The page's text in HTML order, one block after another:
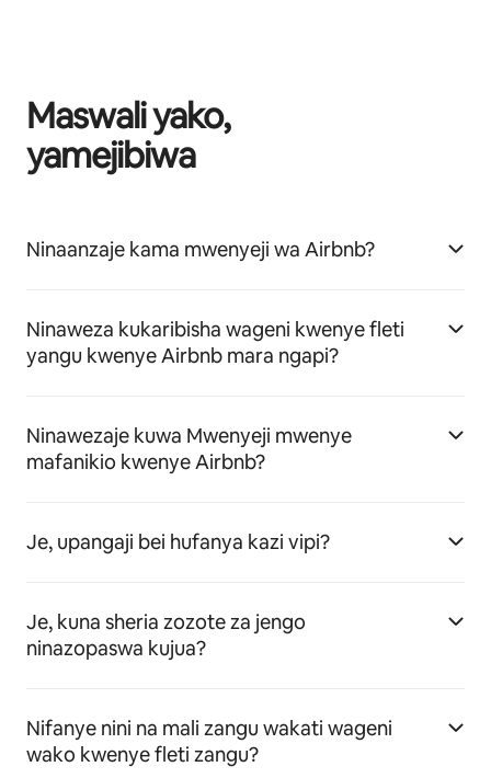
Maswali yako,
yamejibiwa
Ninaanzaje kama mwenyeji wa Airbnb?
Ninaweza kukaribisha wageni kwenye fleti
yangu kwenye Airbnb mara ngapi?
Ninawezaje kuwa Mwenyeji mwenye
mafanikio kwenye Airbnb?
Je, upangaji bei hufanya kazi vipi?
Je, kuna sheria zozote za jengo
ninazopaswa kujua?
Nifanye nini na mali zangu wakati wageni
wako kwenye fleti zangu?